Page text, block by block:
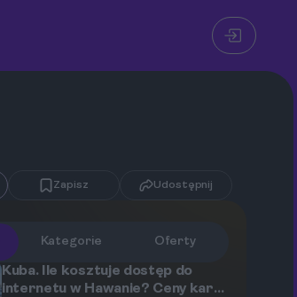
Zapisz Udostępnij
Kategorie Oferty
Kuba. Ile kosztuje dostęp do
internetu w Hawanie? Ceny kart